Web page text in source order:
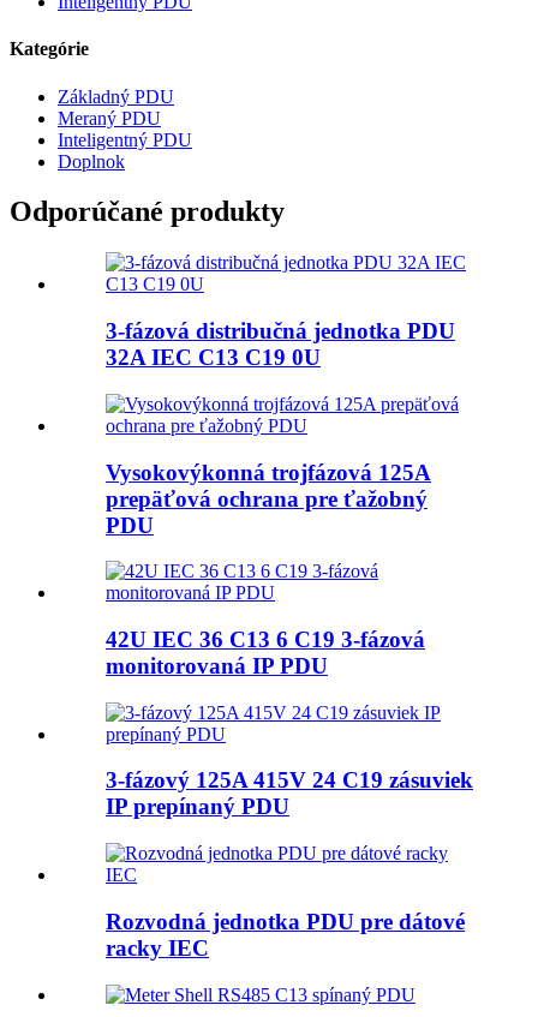
Kategórie
Základný PDU
Meraný PDU
Inteligentný PDU
Doplnok
Odporúčané produkty
3-fázová distribučná jednotka PDU
32A IEC C13 C19 0U
Vysokovýkonná trojfázová 125A
prepäťová ochrana pre ťažobný
PDU
42U IEC 36 C13 6 C19 3-fázová
monitorovaná IP PDU
3-fázový 125A 415V 24 C19 zásuviek
IP prepínaný PDU
Rozvodná jednotka PDU pre dátové
racky IEC